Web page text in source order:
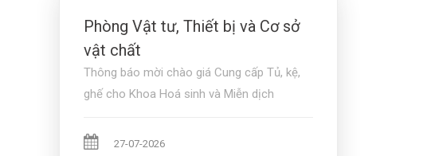
Phòng Vật tư, Thiết bị và Cơ sở
vật chất
Thông báo mời chào giá Cung cấp Tủ, kệ,
ghế cho Khoa Hoá sinh và Miễn dịch
27-07-2026